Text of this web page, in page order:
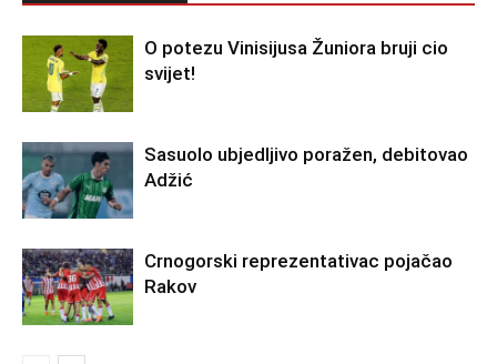
O potezu Vinisijusa Žuniora bruji cio
svijet!
Sasuolo ubjedljivo poražen, debitovao
Adžić
Crnogorski reprezentativac pojačao
Rakov